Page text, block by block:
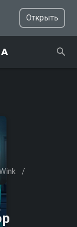
Открыть
/